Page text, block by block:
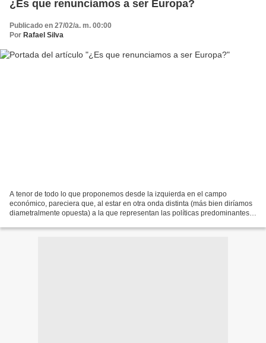
¿Es que renunciamos a ser Europa?
Publicado en 27/02/a. m. 00:00
Por Rafael Silva
A tenor de todo lo que proponemos desde la izquierda en el campo
económico, pareciera que, al estar en otra onda distinta (más bien diríamos
diametralmente opuesta) a la que representan las políticas predominantes y